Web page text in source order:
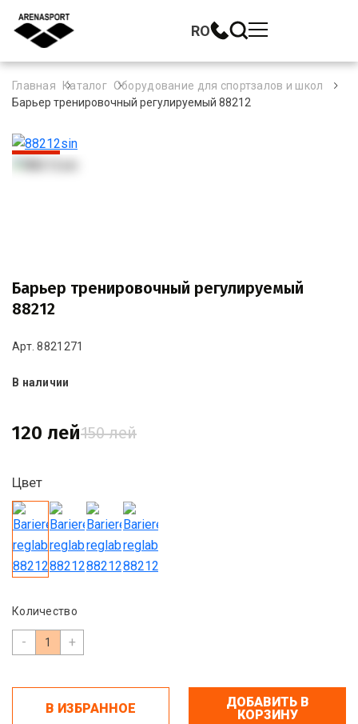
RO
Главная Каталог Оборудование для спортзалов и школ
Барьер тренировочный регулируемый 88212
-20%
Барьер тренировочный регулируемый
88212
Арт. 8821271
В наличии
120 лей150 лей
Цвет
Количество
- +
В ИЗБРАННОЕ
ДОБАВИТЬ В
КОРЗИНУ